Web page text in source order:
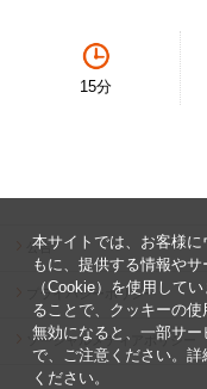
15分
公告
プライバシーポリシー
ソーシャルメディアポリシー
本サイトでは、お客様
もに、提供する情報や
（Cookie）を使用して
ることで、クッキーの
無効になると、一部サ
で、ご注意ください。詳
ください。